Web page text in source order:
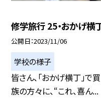
修学旅行 25・おかげ横
公開日 2023/11/06
学校の様子
皆さん、「おかげ横丁」
族の方々に、“これ、喜ん...